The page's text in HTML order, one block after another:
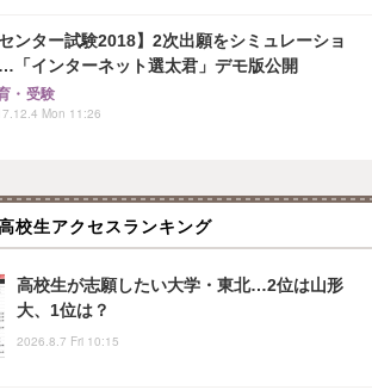
センター試験2018】2次出願をシミュレーショ
「インターネット選太君」デモ版公開
・受験
Mon 11:26
校生アクセスランキング
高校生が志願したい大学・東北…2位は山形
大、1位は？
2026.8.7 Fri 10:15